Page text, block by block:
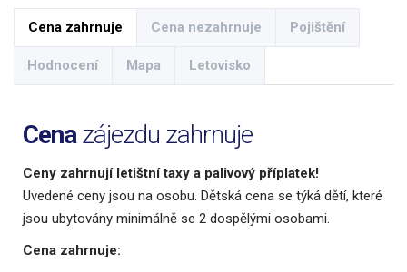
Cena zahrnuje Cena nezahrnuje Pojištění
Hodnocení Mapa Letovisko
Cenazájezdu zahrnuje
Ceny zahrnují letištní taxy a palivový příplatek!
Uvedené ceny jsou na osobu. Dětská cena se týká dětí, které
jsou ubytovány minimálně se 2 dospělými osobami.
Cena zahrnuje: